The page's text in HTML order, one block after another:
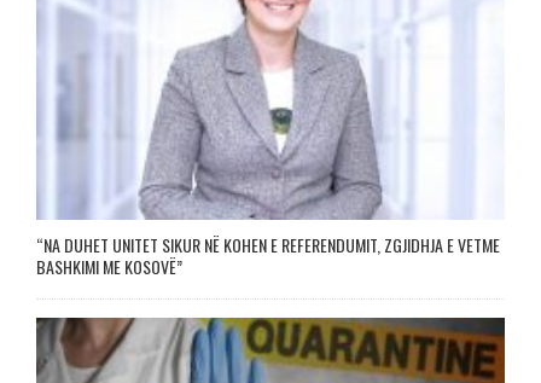
“NA DUHET UNITET SIKUR NË KOHEN E REFERENDUMIT, ZGJIDHJA E VETME
BASHKIMI ME KOSOVË”